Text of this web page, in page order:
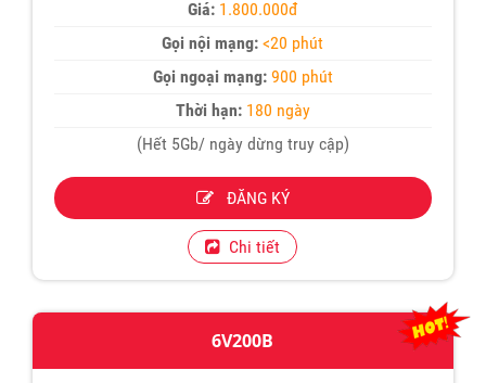
Giá: 1.800.000đ
Gọi nội mạng:<20 phút
Gọi ngoại mạng:900 phút
Thời hạn:180 ngày
(Hết 5Gb/ ngày dừng truy cập)
ĐĂNG KÝ
Chi tiết
6V200B